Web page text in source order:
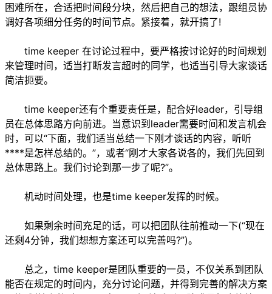
困难所在，合适把时间段分块，然后把自己的想法，跟组员协
调好各项细分任务的时间节点。紧接着，就开搞了!
time keeper 在讨论过程中，要严格按讨论好的时间规划
来管理时间，适当打断发言超时的同学，也适当引导大家谈话
简洁扼要。
time keeper还有个重要责任是，配合好leader，引导组
员在总体思路方向前进。当意识到leader需要时间和发言机会
时，可以“下面，我们适当总结一下刚才谈话的内容，听听
****是怎样总结的。”，或者“刚才大家各说各的，我们先回到
总体思路上。我们讨论到那一步了呢?”。
机动时间处理，也是time keeper发挥的时候。
如果剩余时间充足的话，可以把团队往前推动一下(“现在
还剩4分钟，我们想想方案还可以完善吗?”)。
总之，time keeper是团队重要的一员，不仅关系到团队
能否在规定的时间内，充分讨论问题，并得到完善的解决方案